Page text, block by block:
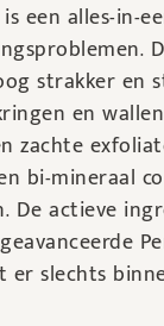
een alles-in-
strakker en
en
zachte
bi-mineraal
De actieve
er slechts